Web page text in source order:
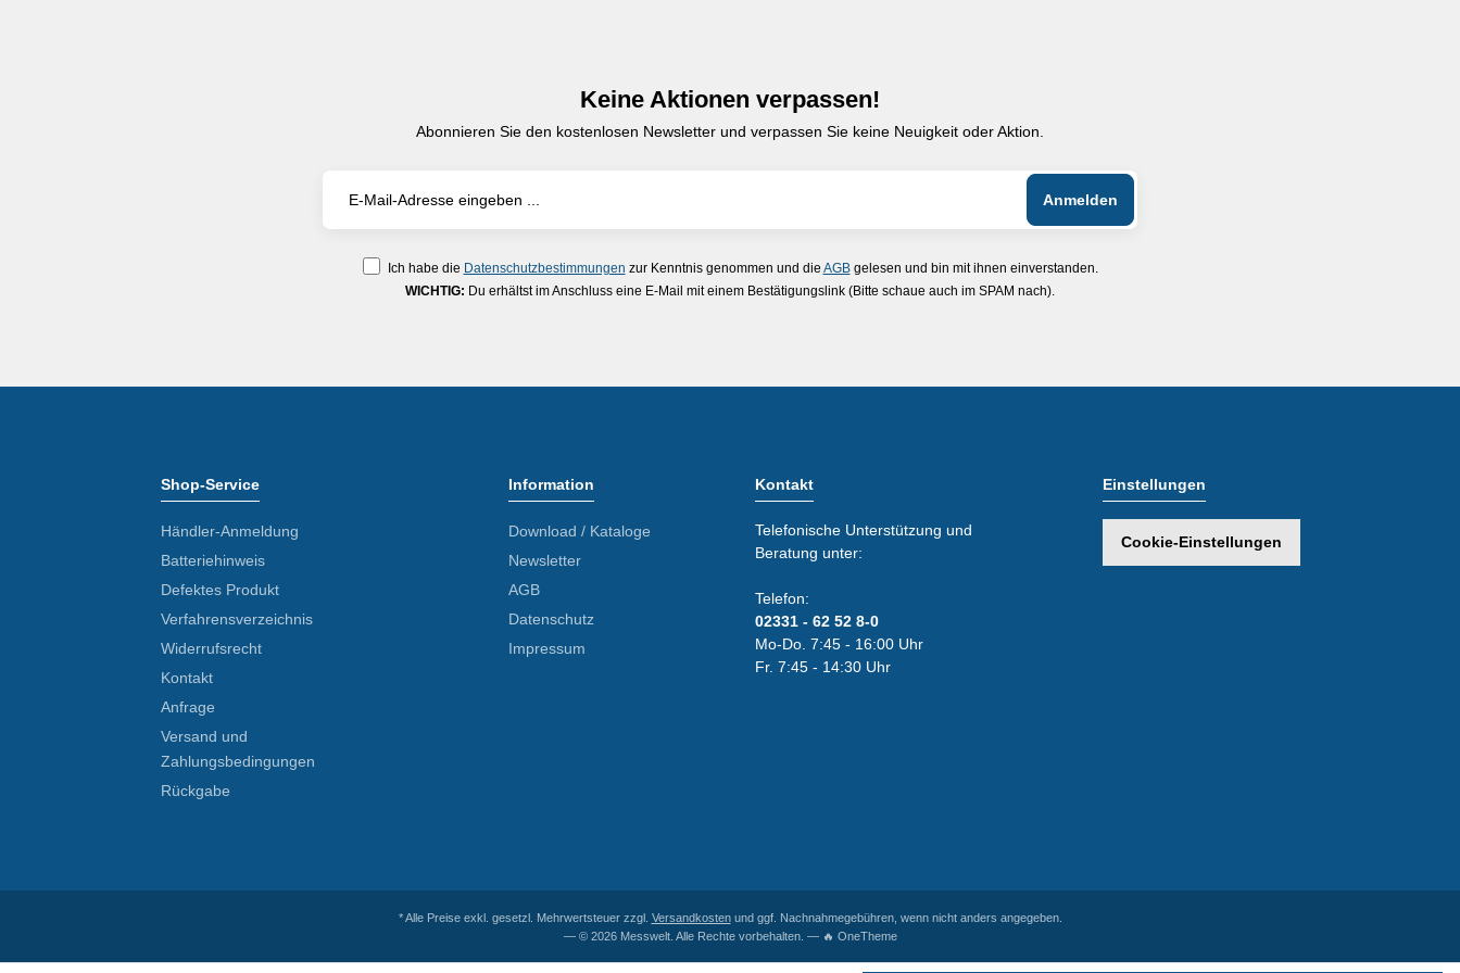
Keine Aktionen verpassen!
Abonnieren Sie den kostenlosen Newsletter und verpassen Sie keine Neuigkeit oder Aktion.
Ich habe die Datenschutzbestimmungen zur Kenntnis genommen und die AGBgelesen und bin mit ihnen einverstanden.
WICHTIG: Du erhältst im Anschluss eine E-Mail mit einem Bestätigungslink (Bitte schaue auch im SPAM nach).
Shop-Service
Händler-Anmeldung
Batteriehinweis
Defektes Produkt
Verfahrensverzeichnis
Widerrufsrecht
Kontakt
Anfrage
Versand und
Zahlungsbedingungen
Rückgabe
Information
Download / Kataloge
Newsletter
AGB
Datenschutz
Impressum
Kontakt
Telefonische Unterstützung und
Beratung unter:
Telefon:
02331 - 62 52 8-0
Mo-Do. 7:45 - 16:00 Uhr
Fr. 7:45 - 14:30 Uhr
Einstellungen
Cookie-Einstellungen
* Alle Preise exkl. gesetzl. Mehrwertsteuer zzgl. Versandkostenund ggf. Nachnahmegebühren, wenn nicht anders angegeben.
— © 2026 Messwelt. Alle Rechte vorbehalten. — 🔥 OneTheme